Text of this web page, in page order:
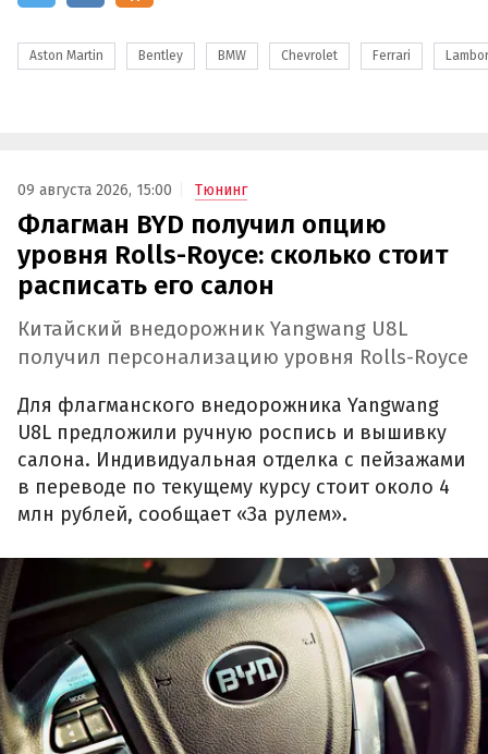
Aston Martin Bentley BMW Chevrolet Ferrari
09 августа 2026, 15:00 Тюнинг
Флагман BYD получил опцию
уровня Rolls-Royce: сколько стоит
расписать его салон
Китайский внедорожник Yangwang U8L
получил персонализацию уровня Rolls-Royce
Для флагманского внедорожника Yangwang
U8L предложили ручную роспись и вышивку
салона. Индивидуальная отделка с пейзажами
в переводе по текущему курсу стоит около 4
млн рублей, сообщает «За рулем».